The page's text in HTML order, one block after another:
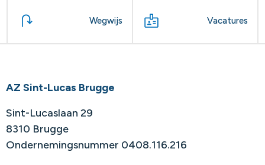
Wegwijs Vacatures
AZ Sint-Lucas Brugge
Sint-Lucaslaan 29
8310 Brugge
Ondernemingsnummer 0408.116.216